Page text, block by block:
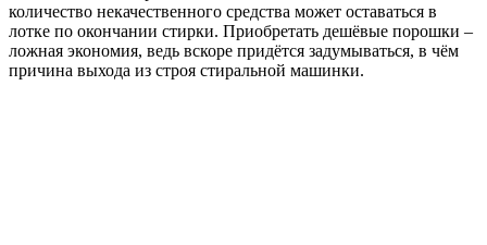
количество некачественного средства может оставаться в
лотке по окончании стирки. Приобретать дешёвые порошки –
ложная экономия, ведь вскоре придётся задумываться, в чём
причина выхода из строя стиральной машинки.